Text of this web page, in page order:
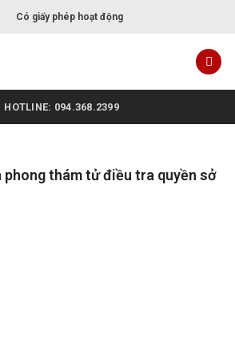
Có giấy phép hoạt động
HOTLINE: 094.368.2399
phong thám tử điều tra quyền sở